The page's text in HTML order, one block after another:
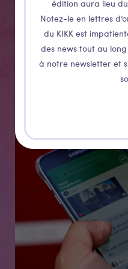
édition aura lieu
Notez-le en lettres
du KIKK est
des news tout au
à notre newsletter et
physiques et en ligne.
expériences récentes :
(hybride).